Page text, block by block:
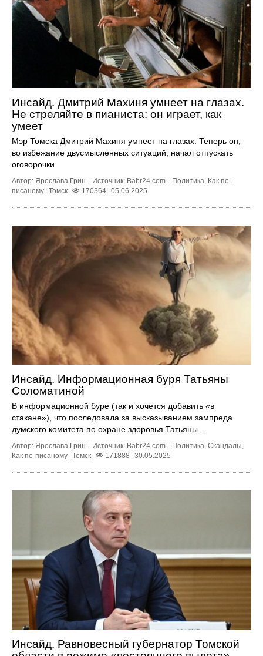
Инсайд. Дмитрий Махиня умнеет на глазах.
Не стреляйте в пианиста: он играет, как
умеет
Мэр Томска Дмитрий Махиня умнеет на глазах. Теперь он,
во избежание двусмысленных ситуаций, начал отпускать
оговорочки.
Автор: Ярослава Грин. Источник: Babr24.com. Политика, Как по-
писаному Томск 170364 05.06.2025
Инсайд. Информационная буря Татьяны
Соломатиной
В информационной буре (так и хочется добавить «в
стакане»), что последовала за высказыванием зампреда
думского комитета по охране здоровья Татьяны ...
Автор: Ярослава Грин. Источник: Babr24.com Политика Скандалы
Как по-писаному Томск 171888 30.05.2025
Инсайд. Равновесный губернатор Томской